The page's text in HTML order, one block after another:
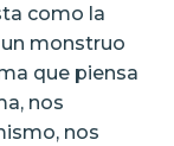
como la
monstruo
que piensa
nos
nos